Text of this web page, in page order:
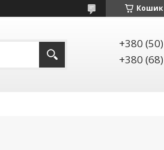
Кошик
+380
+380